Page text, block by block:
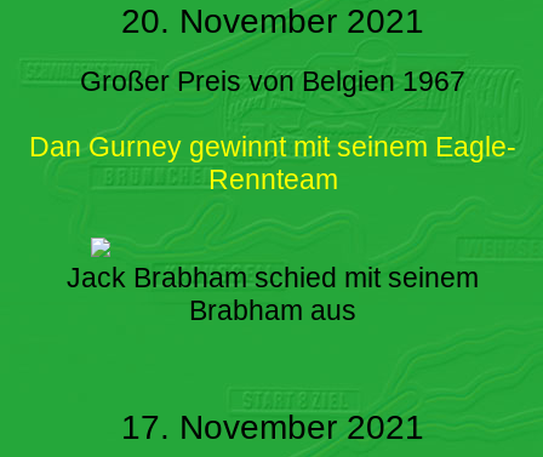
20. November 2021
Großer Preis von Belgien 1967
Dan Gurney gewinnt mit seinem Eagle-
Rennteam
Jack Brabham schied mit seinem
Brabham aus
17. November 2021